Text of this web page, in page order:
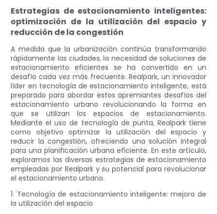
Estrategias de estacionamiento inteligentes:
optimización de la utilización del espacio y
reducción de la congestión
A medida que la urbanización continúa transformando
rápidamente las ciudades, la necesidad de soluciones de
estacionamiento eficientes se ha convertido en un
desafío cada vez más frecuente. Realpark, un innovador
líder en tecnología de estacionamiento inteligente, está
preparado para abordar estos apremiantes desafíos del
estacionamiento urbano revolucionando la forma en
que se utilizan los espacios de estacionamiento.
Mediante el uso de tecnología de punta, Realpark tiene
como objetivo optimizar la utilización del espacio y
reducir la congestión, ofreciendo una solución integral
para una planificación urbana eficiente. En este artículo,
exploramos las diversas estrategias de estacionamiento
empleadas por Realpark y su potencial para revolucionar
el estacionamiento urbano.
1. Tecnología de estacionamiento inteligente: mejora de
la utilización del espacio